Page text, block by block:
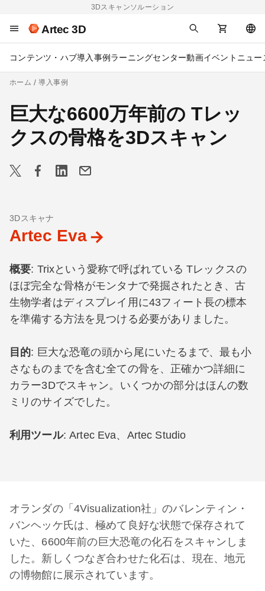
3Dスキャンソルーション
Artec 3D
コンテンツ・ハブ導入事例 ラーニングセンター動画イベント ニュー
ホーム 導入事例
巨大な6600万年前の Tレッ
クスの骨格を3Dスキャン
3Dスキャナ
Artec Eva
概要: Trixという愛称で呼ばれている Tレックスの
ほぼ完全な骨格がモンタナで発掘されたとき、古
生物学者はディスプレイ用に43フィート長の標本
を準備する方法を見つける必要がありました。
目的: 巨大な恐竜の頭から尾にいたるまで、最も小
さなものまでを含む全ての骨を、正確かつ詳細に
カラー3Dでスキャン。いくつかの部分はほんの数
ミリのサイズでした。
利用ツール: Artec Eva、Artec Studio
オランダの「4Visualization社」のバレンティン・
バンヘッケ氏は、極めて良好な状態で保存されて
いた、6600年前の巨大恐竜の化石をスキャンしま
した。新しくつなぎ合わせた化石は、現在、地元
の博物館に展示されています。